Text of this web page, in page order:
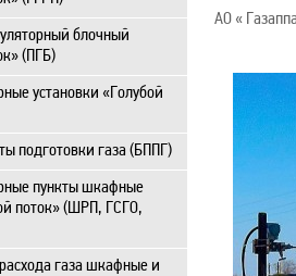
блочный
(ПГБ)
установки «Голубой
подготовки газа (БППГ)
пункты шкафные
поток» (ШРП, ГСГО,
расхода газа шкафные и
АО «